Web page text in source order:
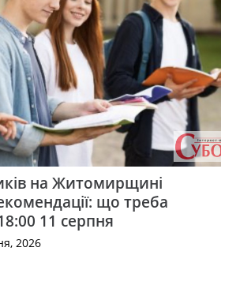
на Житомирщині
що треба
11 серпня
2026